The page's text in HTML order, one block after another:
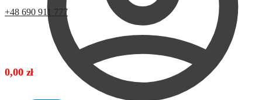
+48 690 911 777
0,00 zł